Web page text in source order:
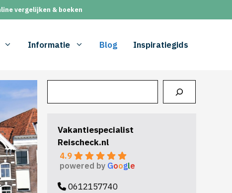
vergelijken & boeken
Informatie Blog Inspiratiegids
Vakantiespecialist
Reischeck.nl
4.9
powered by Google
0612157740